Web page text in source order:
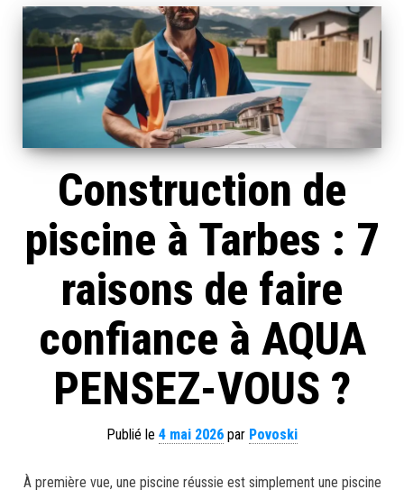
Construction de
piscine à Tarbes : 7
raisons de faire
confiance à AQUA
PENSEZ-VOUS ?
Publié le 4 mai 2026 par Povoski
À première vue, une piscine réussie est simplement une piscine